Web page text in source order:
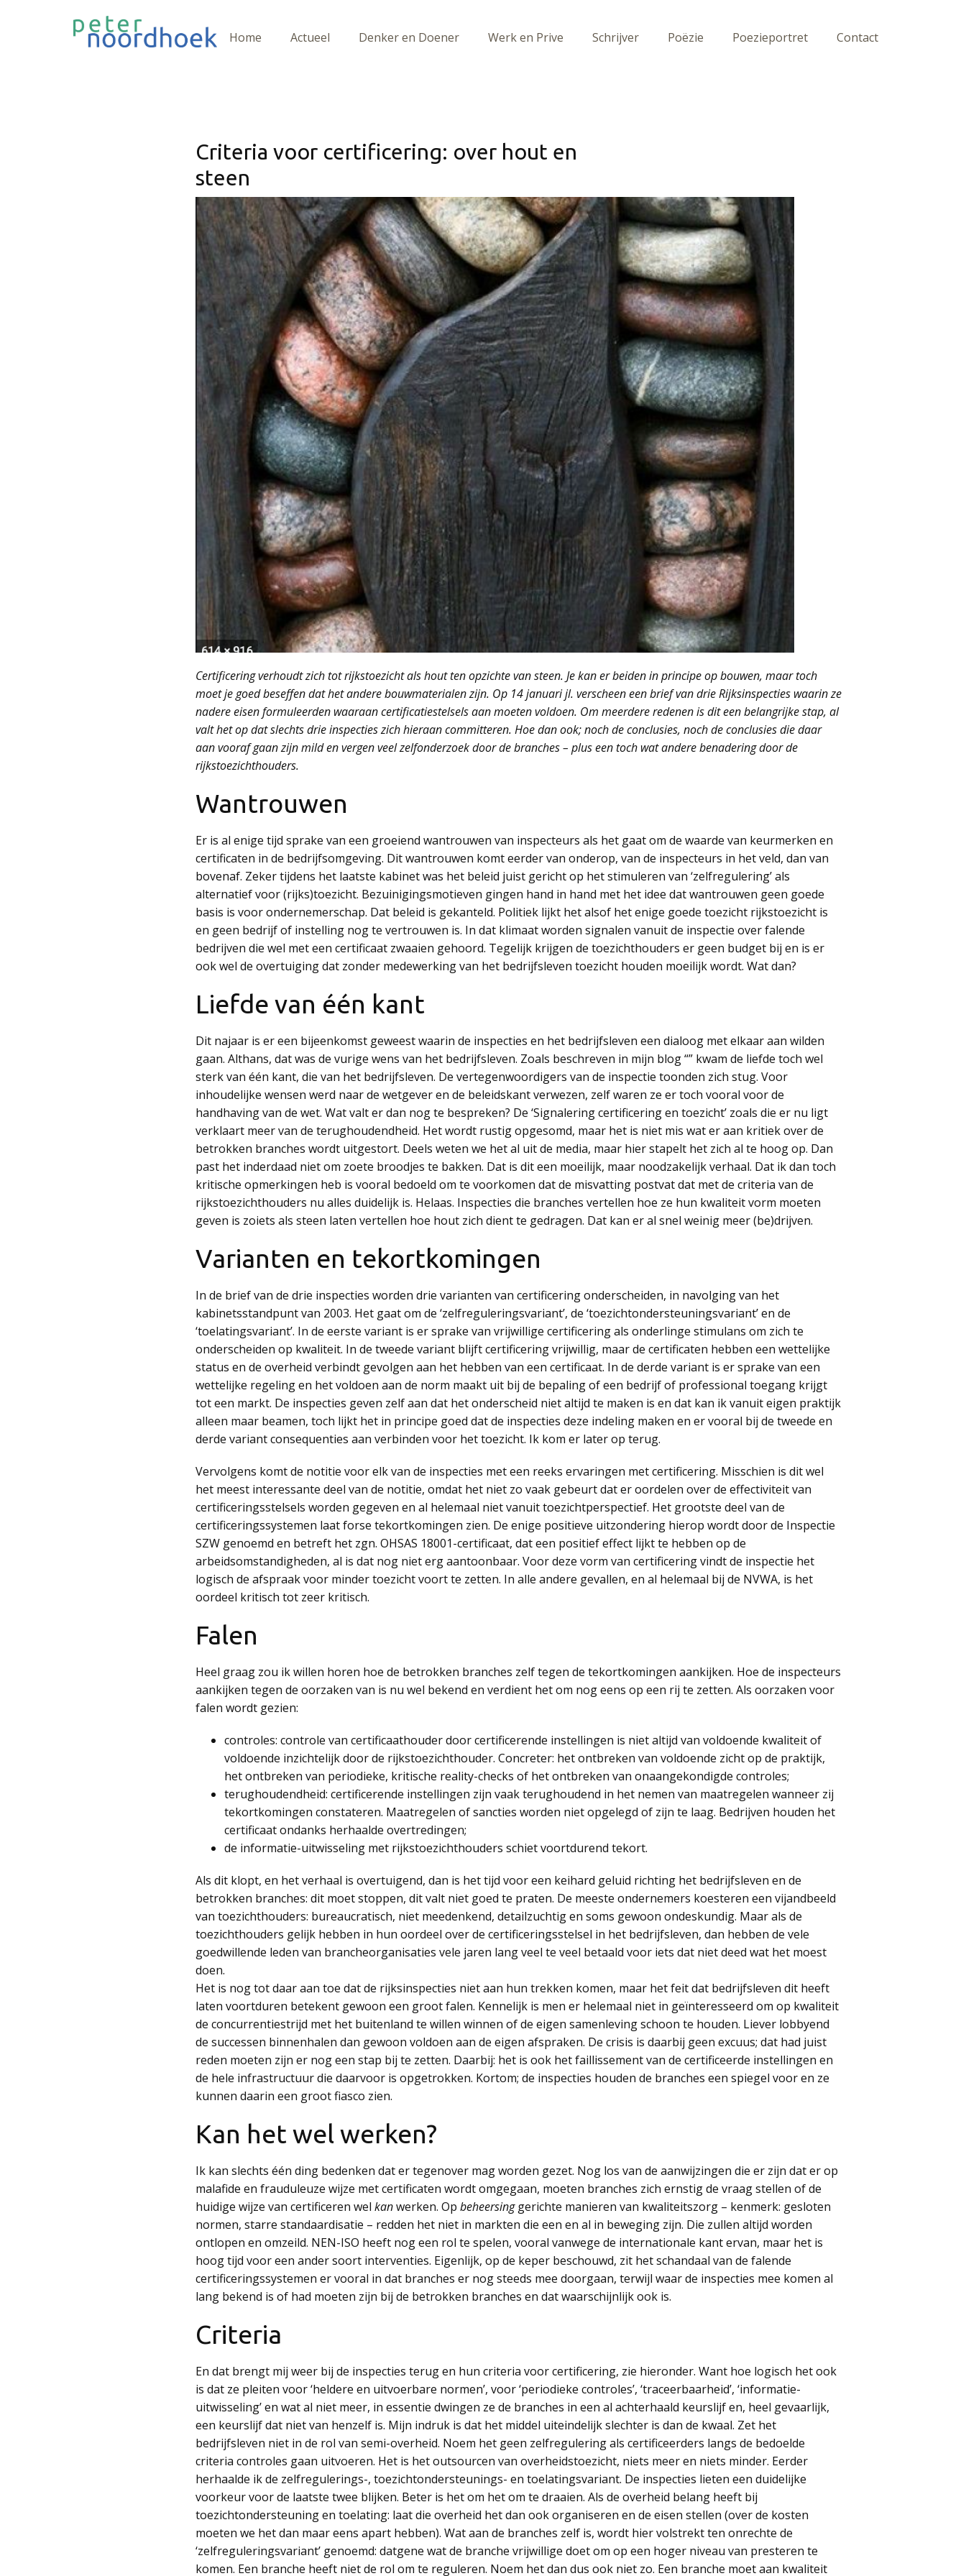
Home Actueel Denker en Doener Werk en Prive Schrijver Poëzie Poezieportret Contact
Criteria voor certificering: over hout en
steen
Certificering verhoudt zich tot rijkstoezicht als hout ten opzichte van steen. Je kan er beiden in principe op bouwen, maar toch
moet je goed beseffen dat het andere bouwmaterialen zijn. Op 14 januari jl. verscheen een brief van drie Rijksinspecties waarin ze
nadere eisen formuleerden waaraan certificatiestelsels aan moeten voldoen. Om meerdere redenen is dit een belangrijke stap, al
valt het op dat slechts drie inspecties zich hieraan committeren. Hoe dan ook; noch de conclusies, noch de conclusies die daar
aan vooraf gaan zijn mild en vergen veel zelfonderzoek door de branches – plus een toch wat andere benadering door de
rijkstoezichthouders.
Wantrouwen
Er is al enige tijd sprake van een groeiend wantrouwen van inspecteurs als het gaat om de waarde van keurmerken en
certificaten in de bedrijfsomgeving. Dit wantrouwen komt eerder van onderop, van de inspecteurs in het veld, dan van
bovenaf. Zeker tijdens het laatste kabinet was het beleid juist gericht op het stimuleren van ‘zelfregulering’ als
alternatief voor (rijks)toezicht. Bezuinigingsmotieven gingen hand in hand met het idee dat wantrouwen geen goede
basis is voor ondernemerschap. Dat beleid is gekanteld. Politiek lijkt het alsof het enige goede toezicht rijkstoezicht is
en geen bedrijf of instelling nog te vertrouwen is. In dat klimaat worden signalen vanuit de inspectie over falende
bedrijven die wel met een certificaat zwaaien gehoord. Tegelijk krijgen de toezichthouders er geen budget bij en is er
ook wel de overtuiging dat zonder medewerking van het bedrijfsleven toezicht houden moeilijk wordt. Wat dan?
Liefde van één kant
Dit najaar is er een bijeenkomst geweest waarin de inspecties en het bedrijfsleven een dialoog met elkaar aan wilden
gaan. Althans, dat was de vurige wens van het bedrijfsleven. Zoals beschreven in mijn blog “” kwam de liefde toch wel
sterk van één kant, die van het bedrijfsleven. De vertegenwoordigers van de inspectie toonden zich stug. Voor
inhoudelijke wensen werd naar de wetgever en de beleidskant verwezen, zelf waren ze er toch vooral voor de
handhaving van de wet. Wat valt er dan nog te bespreken? De ‘Signalering certificering en toezicht’ zoals die er nu ligt
verklaart meer van de terughoudendheid. Het wordt rustig opgesomd, maar het is niet mis wat er aan kritiek over de
betrokken branches wordt uitgestort. Deels weten we het al uit de media, maar hier stapelt het zich al te hoog op. Dan
past het inderdaad niet om zoete broodjes te bakken. Dat is dit een moeilijk, maar noodzakelijk verhaal. Dat ik dan toch
kritische opmerkingen heb is vooral bedoeld om te voorkomen dat de misvatting postvat dat met de criteria van de
rijkstoezichthouders nu alles duidelijk is. Helaas. Inspecties die branches vertellen hoe ze hun kwaliteit vorm moeten
geven is zoiets als steen laten vertellen hoe hout zich dient te gedragen. Dat kan er al snel weinig meer (be)drijven.
Varianten en tekortkomingen
In de brief van de drie inspecties worden drie varianten van certificering onderscheiden, in navolging van het
kabinetsstandpunt van 2003. Het gaat om de ‘zelfreguleringsvariant’, de ‘toezichtondersteuningsvariant’ en de
‘toelatingsvariant’. In de eerste variant is er sprake van vrijwillige certificering als onderlinge stimulans om zich te
onderscheiden op kwaliteit. In de tweede variant blijft certificering vrijwillig, maar de certificaten hebben een wettelijke
status en de overheid verbindt gevolgen aan het hebben van een certificaat. In de derde variant is er sprake van een
wettelijke regeling en het voldoen aan de norm maakt uit bij de bepaling of een bedrijf of professional toegang krijgt
tot een markt. De inspecties geven zelf aan dat het onderscheid niet altijd te maken is en dat kan ik vanuit eigen praktijk
alleen maar beamen, toch lijkt het in principe goed dat de inspecties deze indeling maken en er vooral bij de tweede en
derde variant consequenties aan verbinden voor het toezicht. Ik kom er later op terug.
Vervolgens komt de notitie voor elk van de inspecties met een reeks ervaringen met certificering. Misschien is dit wel
het meest interessante deel van de notitie, omdat het niet zo vaak gebeurt dat er oordelen over de effectiviteit van
certificeringsstelsels worden gegeven en al helemaal niet vanuit toezichtperspectief. Het grootste deel van de
certificeringssystemen laat forse tekortkomingen zien. De enige positieve uitzondering hierop wordt door de Inspectie
SZW genoemd en betreft het zgn. OHSAS 18001-certificaat, dat een positief effect lijkt te hebben op de
arbeidsomstandigheden, al is dat nog niet erg aantoonbaar. Voor deze vorm van certificering vindt de inspectie het
logisch de afspraak voor minder toezicht voort te zetten. In alle andere gevallen, en al helemaal bij de NVWA, is het
oordeel kritisch tot zeer kritisch.
Falen
Heel graag zou ik willen horen hoe de betrokken branches zelf tegen de tekortkomingen aankijken. Hoe de inspecteurs
aankijken tegen de oorzaken van is nu wel bekend en verdient het om nog eens op een rij te zetten. Als oorzaken voor
falen wordt gezien:
controles: controle van certificaathouder door certificerende instellingen is niet altijd van voldoende kwaliteit of
voldoende inzichtelijk door de rijkstoezichthouder. Concreter: het ontbreken van voldoende zicht op de praktijk,
het ontbreken van periodieke, kritische reality-checks of het ontbreken van onaangekondigde controles;
terughoudendheid: certificerende instellingen zijn vaak terughoudend in het nemen van maatregelen wanneer zij
tekortkomingen constateren. Maatregelen of sancties worden niet opgelegd of zijn te laag. Bedrijven houden het
certificaat ondanks herhaalde overtredingen;
de informatie-uitwisseling met rijkstoezichthouders schiet voortdurend tekort.
Als dit klopt, en het verhaal is overtuigend, dan is het tijd voor een keihard geluid richting het bedrijfsleven en de
betrokken branches: dit moet stoppen, dit valt niet goed te praten. De meeste ondernemers koesteren een vijandbeeld
van toezichthouders: bureaucratisch, niet meedenkend, detailzuchtig en soms gewoon ondeskundig. Maar als de
toezichthouders gelijk hebben in hun oordeel over de certificeringsstelsel in het bedrijfsleven, dan hebben de vele
goedwillende leden van brancheorganisaties vele jaren lang veel te veel betaald voor iets dat niet deed wat het moest
doen.
Het is nog tot daar aan toe dat de rijksinspecties niet aan hun trekken komen, maar het feit dat bedrijfsleven dit heeft
laten voortduren betekent gewoon een groot falen. Kennelijk is men er helemaal niet in geïnteresseerd om op kwaliteit
de concurrentiestrijd met het buitenland te willen winnen of de eigen samenleving schoon te houden. Liever lobbyend
de successen binnenhalen dan gewoon voldoen aan de eigen afspraken. De crisis is daarbij geen excuus; dat had juist
reden moeten zijn er nog een stap bij te zetten. Daarbij: het is ook het faillissement van de certificeerde instellingen en
de hele infrastructuur die daarvoor is opgetrokken. Kortom; de inspecties houden de branches een spiegel voor en ze
kunnen daarin een groot fiasco zien.
Kan het wel werken?
Ik kan slechts één ding bedenken dat er tegenover mag worden gezet. Nog los van de aanwijzingen die er zijn dat er op
malafide en frauduleuze wijze met certificaten wordt omgegaan, moeten branches zich ernstig de vraag stellen of de
huidige wijze van certificeren wel kanwerken. Op beheersinggerichte manieren van kwaliteitszorg – kenmerk: gesloten
normen, starre standaardisatie – redden het niet in markten die een en al in beweging zijn. Die zullen altijd worden
ontlopen en omzeild. NEN-ISO heeft nog een rol te spelen, vooral vanwege de internationale kant ervan, maar het is
hoog tijd voor een ander soort interventies. Eigenlijk, op de keper beschouwd, zit het schandaal van de falende
certificeringssystemen er vooral in dat branches er nog steeds mee doorgaan, terwijl waar de inspecties mee komen al
lang bekend is of had moeten zijn bij de betrokken branches en dat waarschijnlijk ook is.
Criteria
En dat brengt mij weer bij de inspecties terug en hun criteria voor certificering, zie hieronder. Want hoe logisch het ook
is dat ze pleiten voor ‘heldere en uitvoerbare normen’, voor ‘periodieke controles’, ‘traceerbaarheid’, ‘informatie-
uitwisseling’ en wat al niet meer, in essentie dwingen ze de branches in een al achterhaald keurslijf en, heel gevaarlijk,
een keurslijf dat niet van henzelf is. Mijn indruk is dat het middel uiteindelijk slechter is dan de kwaal. Zet het
bedrijfsleven niet in de rol van semi-overheid. Noem het geen zelfregulering als certificeerders langs de bedoelde
criteria controles gaan uitvoeren. Het is het outsourcen van overheidstoezicht, niets meer en niets minder. Eerder
herhaalde ik de zelfregulerings-, toezichtondersteunings- en toelatingsvariant. De inspecties lieten een duidelijke
voorkeur voor de laatste twee blijken. Beter is het om het om te draaien. Als de overheid belang heeft bij
toezichtondersteuning en toelating: laat die overheid het dan ook organiseren en de eisen stellen (over de kosten
moeten we het dan maar eens apart hebben). Wat aan de branches zelf is, wordt hier volstrekt ten onrechte de
‘zelfreguleringsvariant’ genoemd: datgene wat de branche vrijwillige doet om op een hoger niveau van presteren te
komen. Een branche heeft niet de rol om te reguleren. Noem het dan dus ook niet zo. Een branche moet aan kwaliteit